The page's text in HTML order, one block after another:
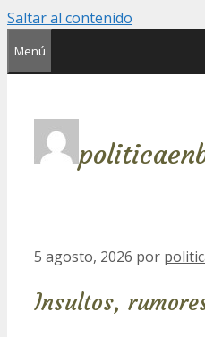
Saltar al contenido
Menú
5 agosto, 2026 por
Insultos,